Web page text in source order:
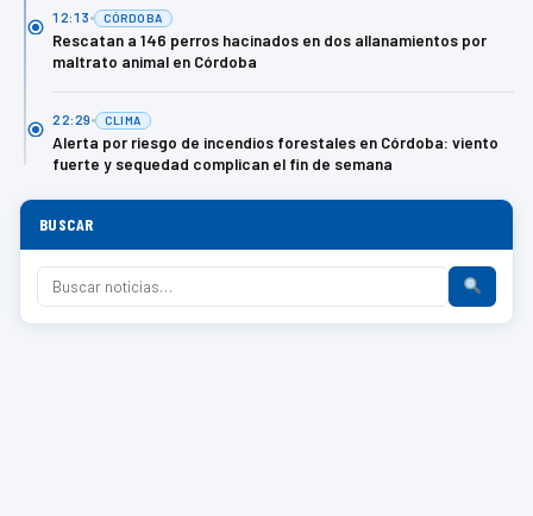
12:13 CÓRDOBA
Rescatan a 146 perros hacinados en dos allanamientos por
maltrato animal en Córdoba
22:29 CLIMA
Alerta por riesgo de incendios forestales en Córdoba: viento
fuerte y sequedad complican el fin de semana
BUSCAR